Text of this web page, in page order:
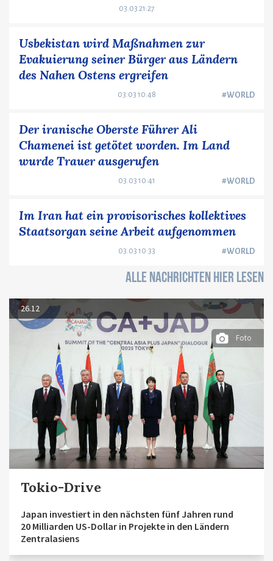
03.03 21:27
Usbekistan wird Maßnahmen zur
Evakuierung seiner Bürger aus Ländern
des Nahen Ostens ergreifen
#WORLD
03.03 10:48
Der iranische Oberste Führer Ali
Chamenei ist getötet worden. Im Land
wurde Trauer ausgerufen
#WORLD
03.03 10:41
Im Iran hat ein provisorisches kollektives
Staatsorgan seine Arbeit aufgenommen
#WORLD
03.03 10:33
ALLE NACHRICHTEN HIER LESEN
26.12
Foto
Tokio-Drive
Japan investiert in den nächsten fünf Jahren rund
20 Milliarden US-Dollar in Projekte in den Ländern
Zentralasiens